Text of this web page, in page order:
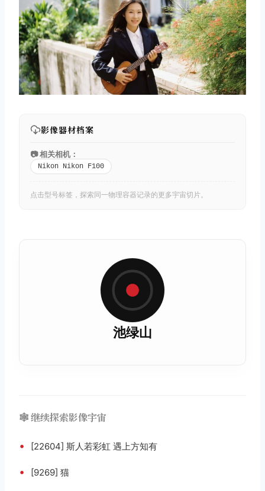
影像器材档案
📷 相关相机：
Nikon Nikon F100
点击型号标签，探索同一物理容器记录的更多宇宙切片。
池绿山
🕸️ 继续探索影像宇宙
• [22604] 斯人若彩虹 遇上方知有
• [9269] 猫